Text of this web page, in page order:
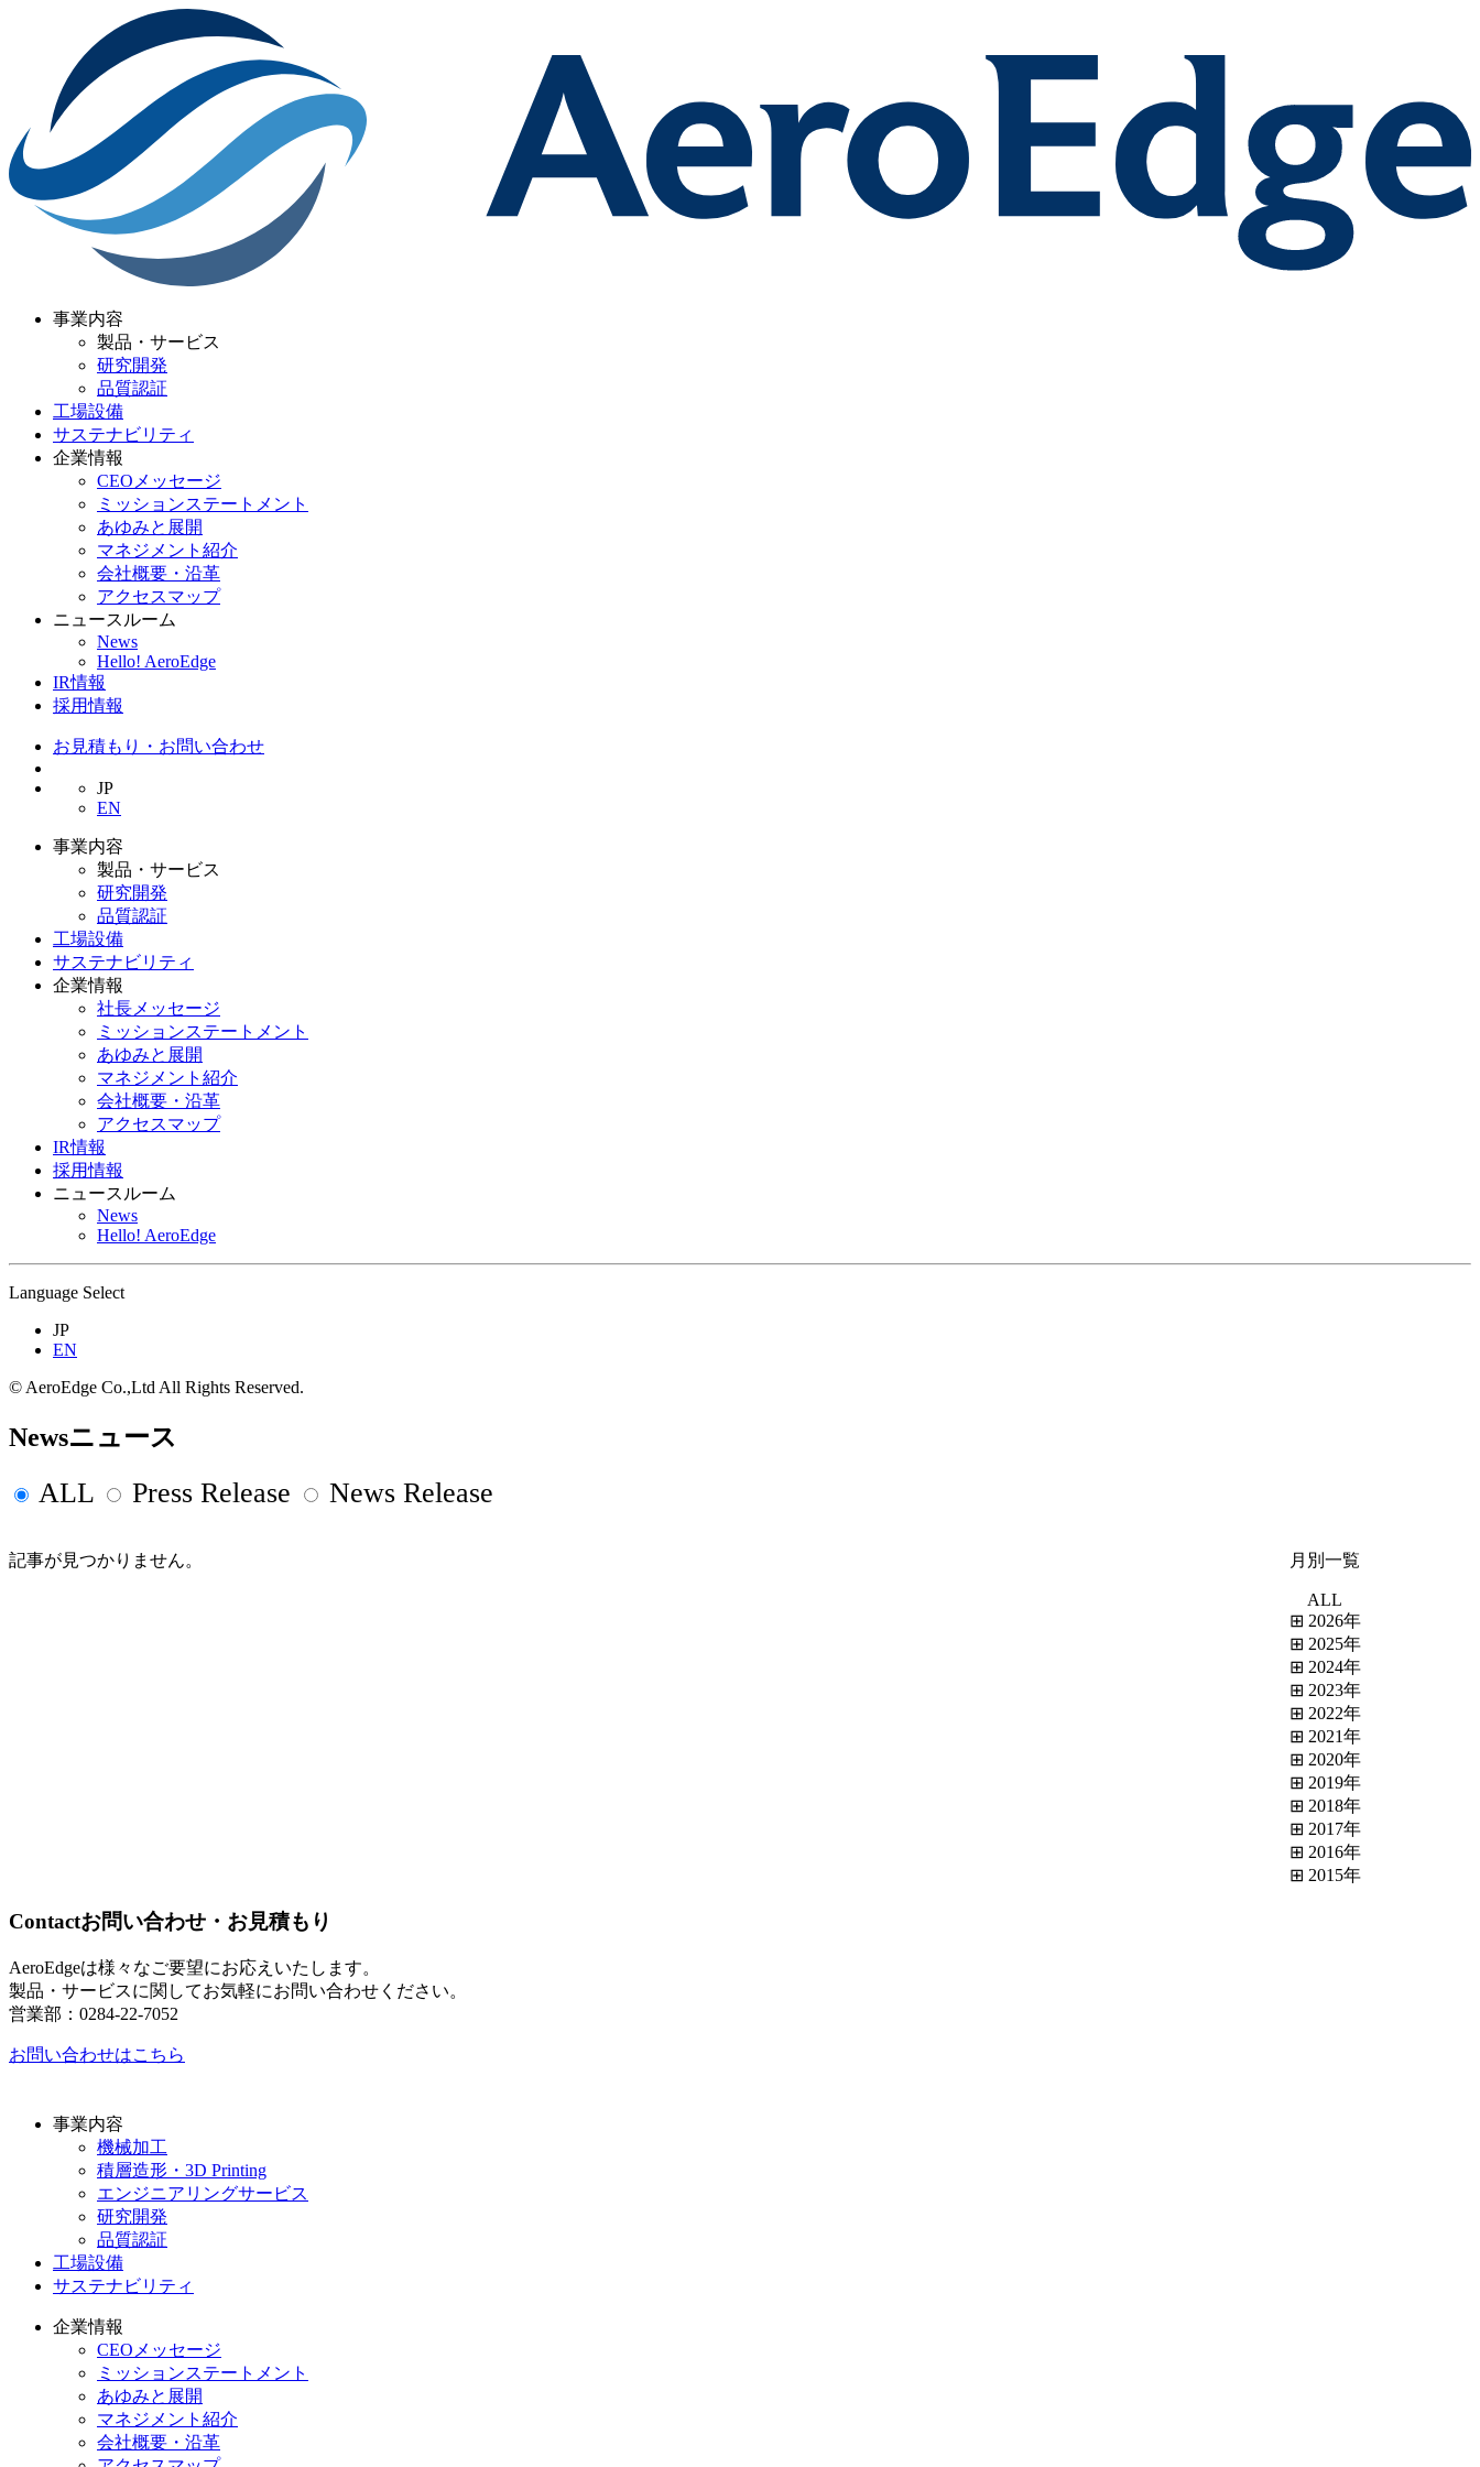
事業内容
製品・サービス
研究開発
品質認証
工場設備
サステナビリティ
企業情報
CEOメッセージ
ミッションステートメント
あゆみと展開
マネジメント紹介
会社概要・沿革
アクセスマップ
ニュースルーム
News
Hello! AeroEdge
IR情報
採用情報
お見積もり・お問い合わせ
JP
EN
事業内容
製品・サービス
研究開発
品質認証
工場設備
サステナビリティ
企業情報
社長メッセージ
ミッションステートメント
あゆみと展開
マネジメント紹介
会社概要・沿革
アクセスマップ
IR情報
採用情報
ニュースルーム
News
Hello! AeroEdge
Language Select
JP
EN
© AeroEdge Co.,Ltd All Rights Reserved.
Newsニュース
ALL Press Release News Release
記事が見つかりません。 月別一覧
ALL
⊞ 2026年
⊞ 2025年
⊞ 2024年
⊞ 2023年
⊞ 2022年
⊞ 2021年
⊞ 2020年
⊞ 2019年
⊞ 2018年
⊞ 2017年
⊞ 2016年
⊞ 2015年
Contactお問い合わせ・お見積もり
AeroEdgeは様々なご要望にお応えいたします。
製品・サービスに関してお気軽にお問い合わせください。
営業部：0284-22-7052
お問い合わせはこちら
事業内容
機械加工
積層造形・3D Printing
エンジニアリングサービス
研究開発
品質認証
工場設備
サステナビリティ
企業情報
CEOメッセージ
ミッションステートメント
あゆみと展開
マネジメント紹介
会社概要・沿革